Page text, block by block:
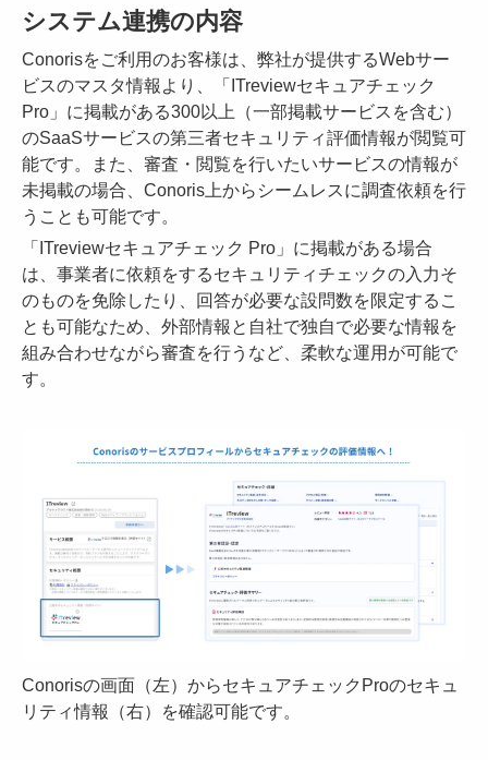
システム連携の内容
Conorisをご利用のお客様は、弊社が提供するWebサー
ビスのマスタ情報より、「ITreviewセキュアチェック
Pro」に掲載がある300以上（一部掲載サービスを含む）
のSaaSサービスの第三者セキュリティ評価情報が閲覧可
能です。また、審査・閲覧を行いたいサービスの情報が
未掲載の場合、Conoris上からシームレスに調査依頼を行
うことも可能です。
「ITreviewセキュアチェック Pro」に掲載がある場合
は、事業者に依頼をするセキュリティチェックの入力そ
のものを免除したり、回答が必要な設問数を限定するこ
とも可能なため、外部情報と自社で独自で必要な情報を
組み合わせながら審査を行うなど、柔軟な運用が可能で
す。
Conorisの画面（左）からセキュアチェックProのセキュ
リティ情報（右）を確認可能です。